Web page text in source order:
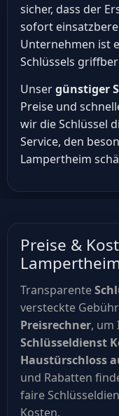
sicher, dass der
sofort
Unternehmen ist
Schlüssels
Unsergünstiger
Preise und
wir die Schlüssel
Service, den
Lampertheim
Preise &
Transparente
versteckte
Preisrechner, um
Schlüsseldienst
Haustürschloss
und Rabatten
faire
Kosten.